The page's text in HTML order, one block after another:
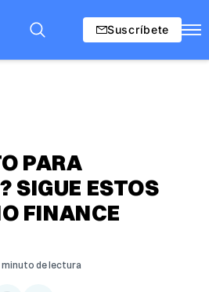
Suscríbete
PARA
SIGUE ESTOS
FINANCE
minuto de lectura